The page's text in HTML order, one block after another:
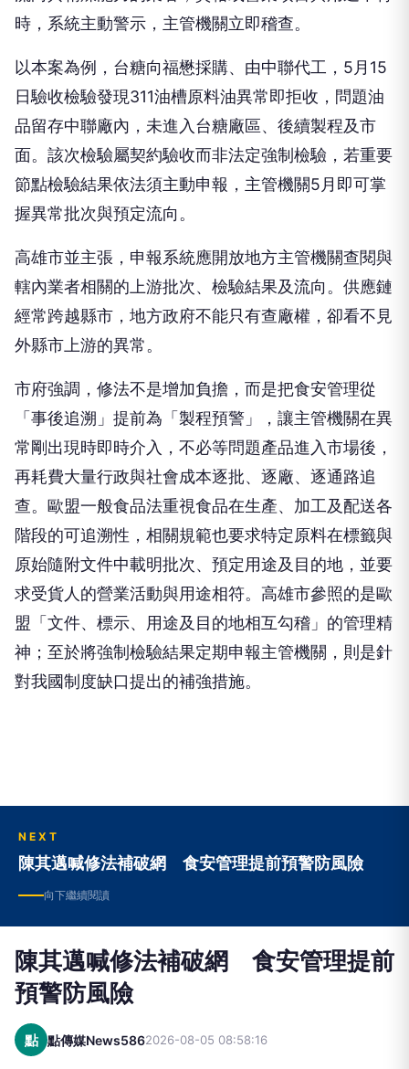
時，系統主動警示，主管機關立即稽查。
以本案為例，台糖向福懋採購、由中聯代工，5月15
日驗收檢驗發現311油槽原料油異常即拒收，問題油
品留存中聯廠內，未進入台糖廠區、後續製程及市
面。該次檢驗屬契約驗收而非法定強制檢驗，若重要
節點檢驗結果依法須主動申報，主管機關5月即可掌
握異常批次與預定流向。
高雄市並主張，申報系統應開放地方主管機關查閱與
轄內業者相關的上游批次、檢驗結果及流向。供應鏈
經常跨越縣市，地方政府不能只有查廠權，卻看不見
外縣市上游的異常。
市府強調，修法不是增加負擔，而是把食安管理從
「事後追溯」提前為「製程預警」，讓主管機關在異
常剛出現時即時介入，不必等問題產品進入市場後，
再耗費大量行政與社會成本逐批、逐廠、逐通路追
查。歐盟一般食品法重視食品在生產、加工及配送各
階段的可追溯性，相關規範也要求特定原料在標籤與
原始隨附文件中載明批次、預定用途及目的地，並要
求受貨人的營業活動與用途相符。高雄市參照的是歐
盟「文件、標示、用途及目的地相互勾稽」的管理精
神；至於將強制檢驗結果定期申報主管機關，則是針
對我國制度缺口提出的補強措施。
NEXT
陳其邁喊修法補破網 食安管理提前預警防風險
向下繼續閱讀
陳其邁喊修法補破網 食安管理提前
預警防風險
點 點傳媒News5862026-08-05 08:58:16